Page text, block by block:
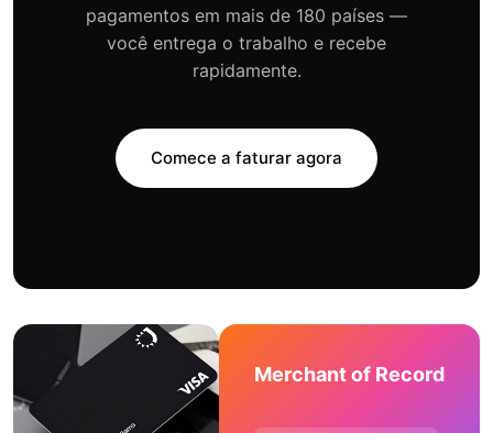
pagamentos em mais de 180 países —
você entrega o trabalho e recebe
rapidamente.
Comece a faturar agora
Merchant of Record